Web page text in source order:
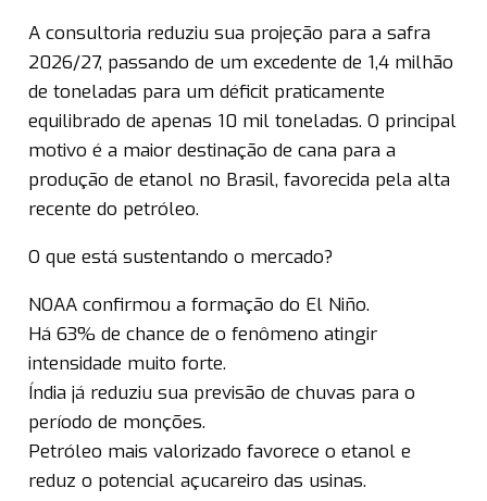
A consultoria reduziu sua projeção para a safra
2026/27, passando de um excedente de 1,4 milhão
de toneladas para um déficit praticamente
equilibrado de apenas 10 mil toneladas. O principal
motivo é a maior destinação de cana para a
produção de etanol no Brasil, favorecida pela alta
recente do petróleo.
O que está sustentando o mercado?
NOAA confirmou a formação do El Niño.
Há 63% de chance de o fenômeno atingir
intensidade muito forte.
Índia já reduziu sua previsão de chuvas para o
período de monções.
Petróleo mais valorizado favorece o etanol e
reduz o potencial açucareiro das usinas.